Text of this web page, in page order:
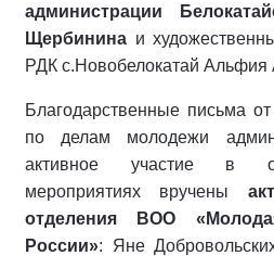
администрации
Щербинина и
РДК с.Новобелокатай Альфия
Благодарственные письма
по делам молодежи
активное участие в
мероприятиях вручены
отделения ВОО
России»: Яне